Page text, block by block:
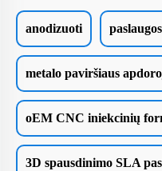
anodizuoti
metalo paviršiaus
oEM CNC iniekcinių
3D spausdinimo SLA